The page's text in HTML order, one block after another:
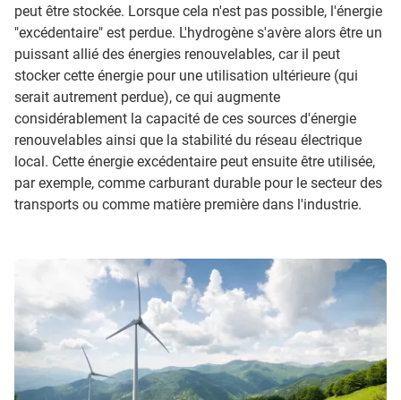
peut être stockée. Lorsque cela n'est pas possible, l'énergie
"excédentaire" est perdue. L'hydrogène s'avère alors être un
puissant allié des énergies renouvelables, car il peut
stocker cette énergie pour une utilisation ultérieure (qui
serait autrement perdue), ce qui augmente
considérablement la capacité de ces sources d'énergie
renouvelables ainsi que la stabilité du réseau électrique
local. Cette énergie excédentaire peut ensuite être utilisée,
par exemple, comme carburant durable pour le secteur des
transports ou comme matière première dans l'industrie.